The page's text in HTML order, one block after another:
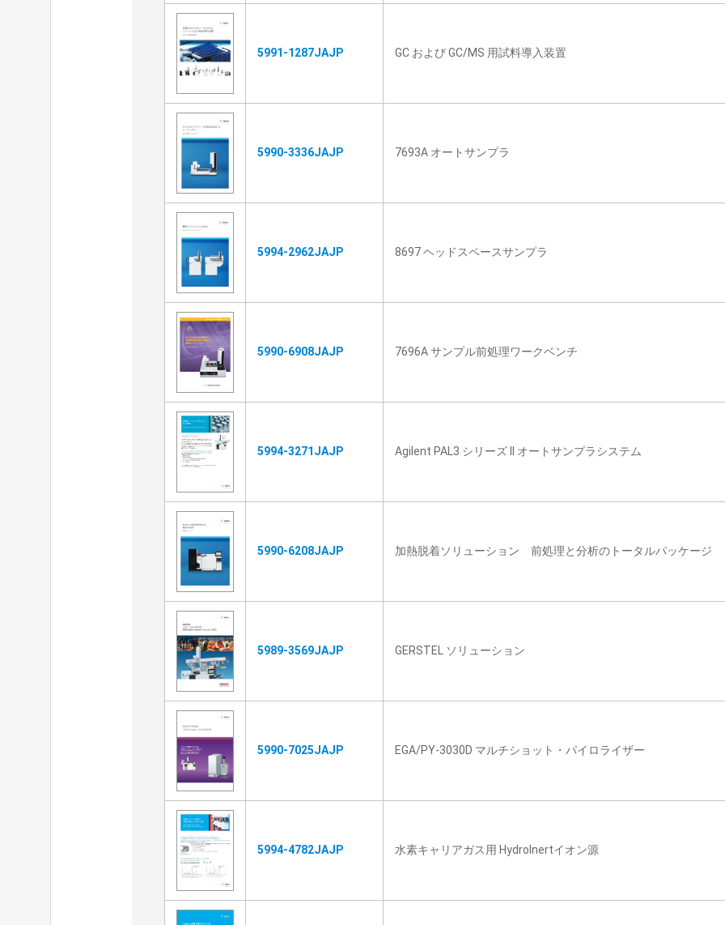
5991-1287JAJP GC および GC/MS 用試料導入装置
5990-3336JAJP 7693A オートサンプラ
5994-2962JAJP 8697 ヘッドスペースサンプラ
5990-6908JAJP 7696A サンプル前処理ワークベンチ
5994-3271JAJP Agilent PAL3 シリーズ II オートサンプラシステム
5990-6208JAJP 加熱脱着ソリューション 前処理と分析のトータルパッケージ
5989-3569JAJP GERSTEL ソリューション
5990-7025JAJP EGA/PY-3030D マルチショット・パイロライザー
5994-4782JAJP 水素キャリアガス用 HydroInertイオン源